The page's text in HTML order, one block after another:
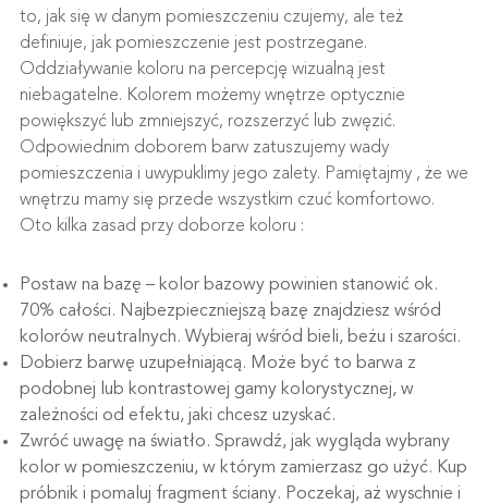
to, jak się w danym pomieszczeniu czujemy, ale też
definiuje, jak pomieszczenie jest postrzegane.
Oddziaływanie koloru na percepcję wizualną jest
niebagatelne. Kolorem możemy wnętrze optycznie
powiększyć lub zmniejszyć, rozszerzyć lub zwęzić.
Odpowiednim doborem barw zatuszujemy wady
pomieszczenia i uwypuklimy jego zalety. Pamiętajmy , że we
wnętrzu mamy się przede wszystkim czuć komfortowo.
Oto kilka zasad przy doborze koloru :
Postaw na bazę – kolor bazowy powinien stanowić ok.
70% całości. Najbezpieczniejszą bazę znajdziesz wśród
kolorów neutralnych. Wybieraj wśród bieli, beżu i szarości.
Dobierz barwę uzupełniającą. Może być to barwa z
podobnej lub kontrastowej gamy kolorystycznej, w
zależności od efektu, jaki chcesz uzyskać.
Zwróć uwagę na światło. Sprawdź, jak wygląda wybrany
kolor w pomieszczeniu, w którym zamierzasz go użyć. Kup
próbnik i pomaluj fragment ściany. Poczekaj, aż wyschnie i